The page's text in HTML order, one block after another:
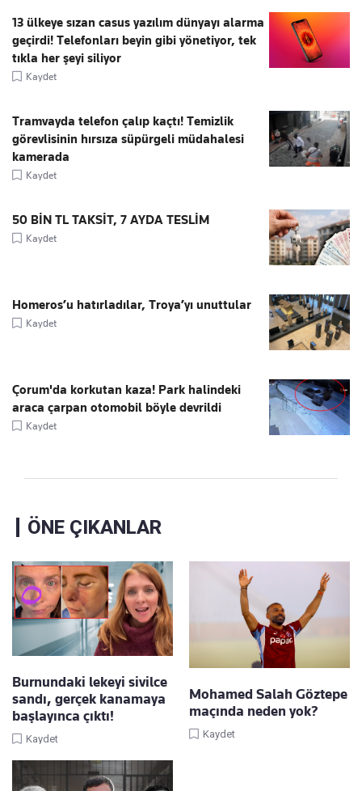
13 ülkeye sızan casus yazılım dünyayı alarma
geçirdi! Telefonları beyin gibi yönetiyor, tek
tıkla her şeyi siliyor
Kaydet
Tramvayda telefon çalıp kaçtı! Temizlik
görevlisinin hırsıza süpürgeli müdahalesi
kamerada
Kaydet
50 BİN TL TAKSİT, 7 AYDA TESLİM
Kaydet
Homeros’u hatırladılar, Troya’yı unuttular
Kaydet
Çorum'da korkutan kaza! Park halindeki
araca çarpan otomobil böyle devrildi
Kaydet
ÖNE ÇIKANLAR
Burnundaki lekeyi sivilce
sandı, gerçek kanamaya
başlayınca çıktı!
Kaydet
Mohamed Salah Göztepe
maçında neden yok?
Kaydet